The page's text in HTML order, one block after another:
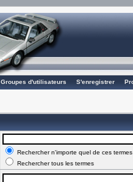
Groupes d'utilisateurs S'enregistrer
Rechercher n'importe quel de ces termes
Rechercher tous les termes